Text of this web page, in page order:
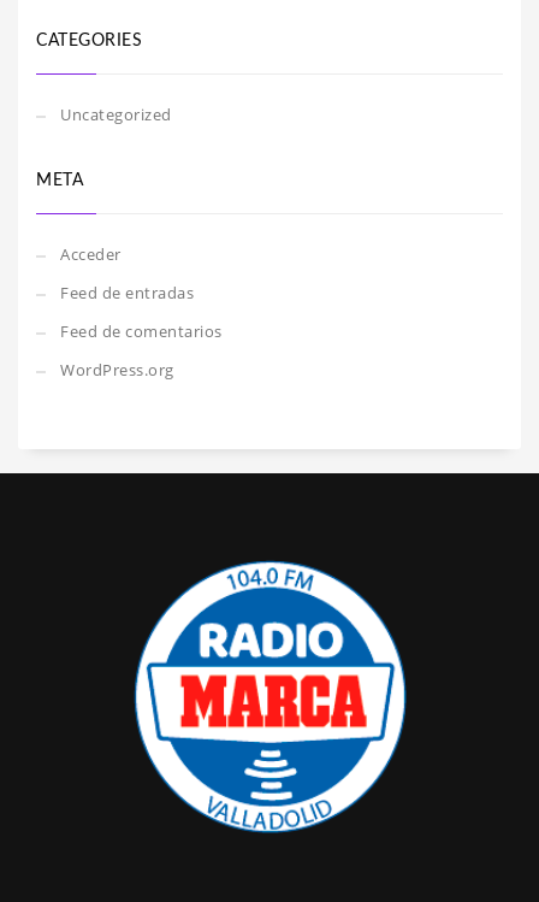
CATEGORIES
Uncategorized
META
Acceder
Feed de entradas
Feed de comentarios
WordPress.org